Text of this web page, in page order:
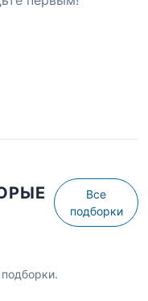
Все
подборки